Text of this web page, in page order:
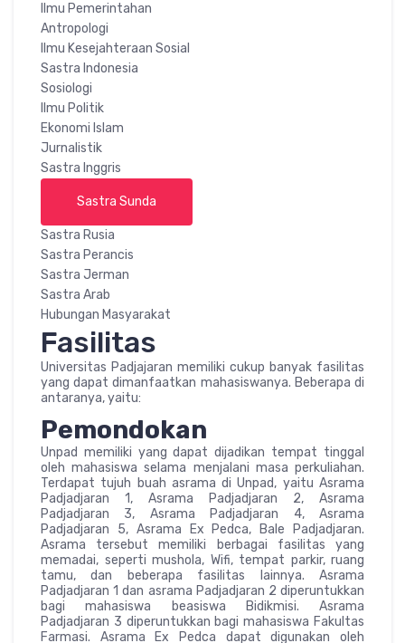
Ilmu Pemerintahan
Antropologi
Ilmu Kesejahteraan Sosial
Sastra Indonesia
Sosiologi
Ilmu Politik
Ekonomi Islam
Jurnalistik
Sastra Inggris
Sastra Sunda
Sastra Rusia
Sastra Perancis
Sastra Jerman
Sastra Arab
Hubungan Masyarakat
Fasilitas
Universitas Padjajaran memiliki cukup banyak fasilitas
yang dapat dimanfaatkan mahasiswanya. Beberapa di
antaranya, yaitu:
Pemondokan
Unpad memiliki yang dapat dijadikan tempat tinggal
oleh mahasiswa selama menjalani masa perkuliahan.
Terdapat tujuh buah asrama di Unpad, yaitu Asrama
Padjadjaran 1, Asrama Padjadjaran 2, Asrama
Padjadjaran 3, Asrama Padjadjaran 4, Asrama
Padjadjaran 5, Asrama Ex Pedca, Bale Padjadjaran.
Asrama tersebut memiliki berbagai fasilitas yang
memadai, seperti mushola, Wifi, tempat parkir, ruang
tamu, dan beberapa fasilitas lainnya. Asrama
Padjadjaran 1 dan asrama Padjadjaran 2 diperuntukkan
bagi mahasiswa beasiswa Bidikmisi. Asrama
Padjadjaran 3 diperuntukkan bagi mahasiswa Fakultas
Farmasi. Asrama Ex Pedca dapat digunakan oleh